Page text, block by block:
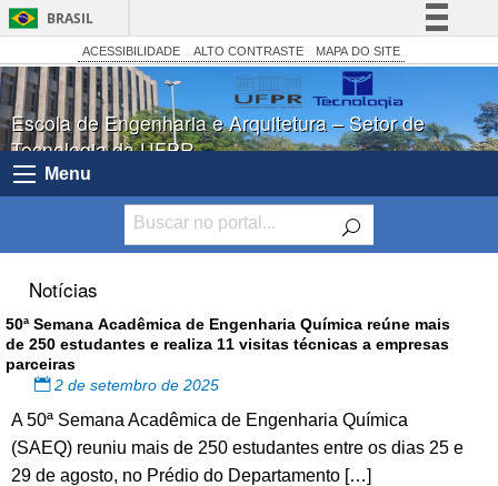
BRASIL
Simplifique!
Comunica BR
Participe
Acesso à informação
Canais
ACESSIBILIDADE ALTO CONTRASTE MAPA DO SITE
Escola de Engenharia e Arquitetura – Setor de
Tecnologia da UFPR
Menu
Notícias
50ª Semana Acadêmica de Engenharia Química reúne mais
de 250 estudantes e realiza 11 visitas técnicas a empresas
parceiras
2 de setembro de 2025
A 50ª Semana Acadêmica de Engenharia Química
(SAEQ) reuniu mais de 250 estudantes entre os dias 25 e
29 de agosto, no Prédio do Departamento […]